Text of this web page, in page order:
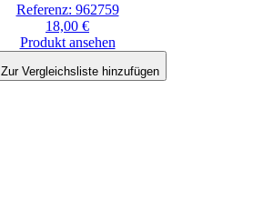
Referenz: 962759
18,00 €
Produkt ansehen
Zur Vergleichsliste hinzufügen